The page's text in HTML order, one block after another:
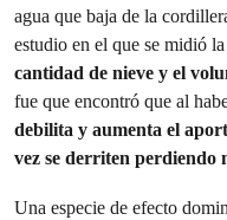
agua que baja de la
estudio en el que se midió la
cantidad de nieve y el
fue que encontró que al
debilita y aumenta el
vez se derriten perdiendo
Una especie de efecto